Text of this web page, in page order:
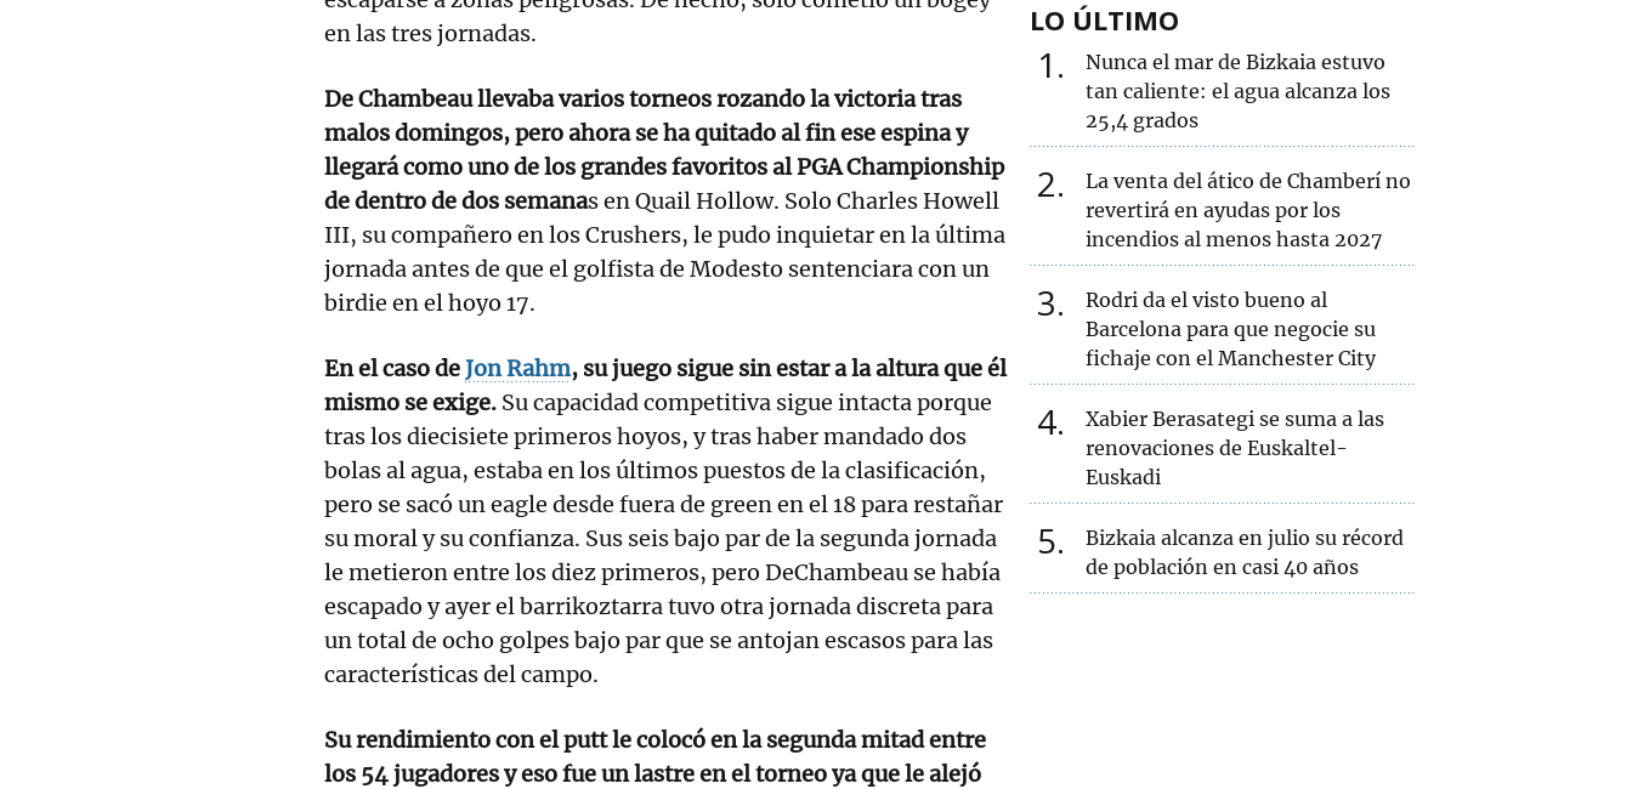
en las tres jornadas.
De Chambeau llevaba varios torneos rozando la victoria tras
malos domingos, pero ahora se ha quitado al fin ese espina y
llegará como uno de los grandes favoritos al PGA Championship
de dentro de dos semanas en Quail Hollow. Solo Charles Howell
III, su compañero en los Crushers, le pudo inquietar en la última
jornada antes de que el golfista de Modesto sentenciara con un
birdie en el hoyo 17.
En el caso deJon Rahm, su juego sigue sin estar a la altura que él
mismo se exige. Su capacidad competitiva sigue intacta porque
tras los diecisiete primeros hoyos, y tras haber mandado dos
bolas al agua, estaba en los últimos puestos de la clasificación,
pero se sacó un eagle desde fuera de green en el 18 para restañar
su moral y su confianza. Sus seis bajo par de la segunda jornada
le metieron entre los diez primeros, pero DeChambeau se había
escapado y ayer el barrikoztarra tuvo otra jornada discreta para
un total de ocho golpes bajo par que se antojan escasos para las
características del campo.
Su rendimiento con el putt le colocó en la segunda mitad entre
los 54 jugadores y eso fue un lastre en el torneo ya que le alejó
LO ÚLTIMO
1
Nunca el mar de Bizkaia estuvo
tan caliente: el agua alcanza los
25,4 grados
2
La venta del ático de Chamberí no
revertirá en ayudas por los
incendios al menos hasta 2027
3
Rodri da el visto bueno al
Barcelona para que negocie su
fichaje con el Manchester City
4
Xabier Berasategi se suma a las
renovaciones de Euskaltel-
Euskadi
5
Bizkaia alcanza en julio su récord
de población en casi 40 años